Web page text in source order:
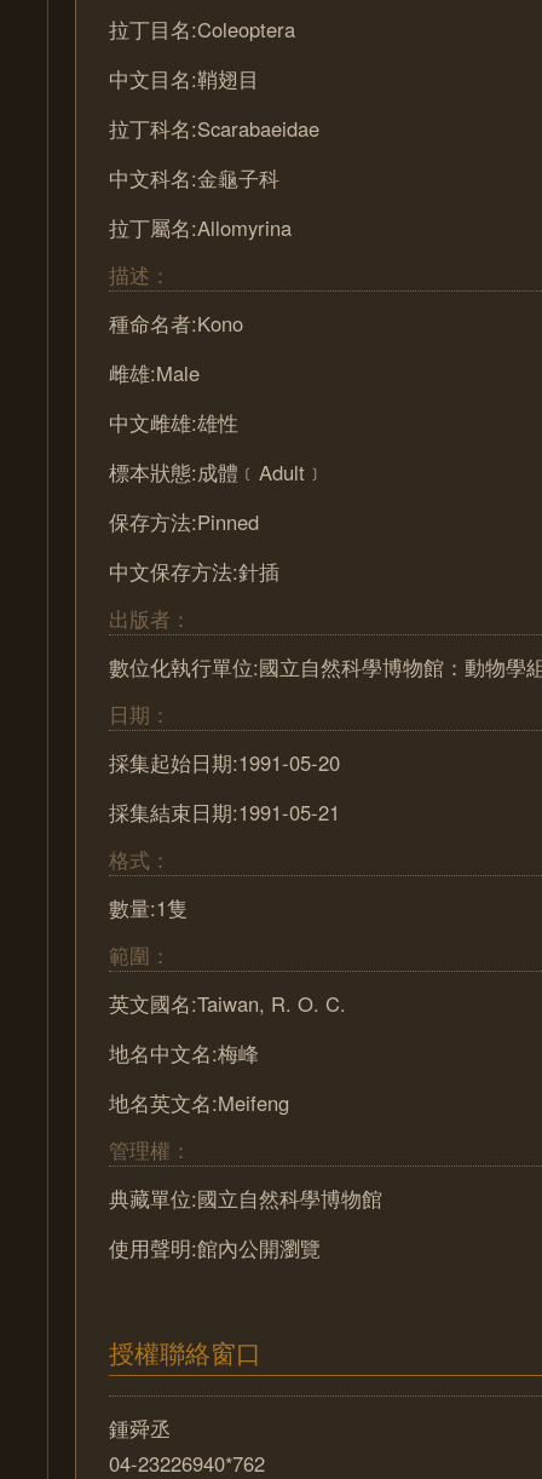
拉丁目名:Coleoptera
中文目名:鞘翅目
拉丁科名:Scarabaeidae
中文科名:金龜子科
拉丁屬名:Allomyrina
描述：
種命名者:Kono
雌雄:Male
中文雌雄:雄性
標本狀態:成體﹝Adult﹞
保存方法:Pinned
中文保存方法:針插
出版者：
數位化執行單位:國立自然科學博物館：動物學
日期：
採集起始日期:1991-05-20
採集結束日期:1991-05-21
格式：
數量:1隻
範圍：
英文國名:Taiwan, R. O. C.
地名中文名:梅峰
地名英文名:Meifeng
管理權：
典藏單位:國立自然科學博物館
使用聲明:館內公開瀏覽
授權聯絡窗口
鍾舜丞
04-23226940*762